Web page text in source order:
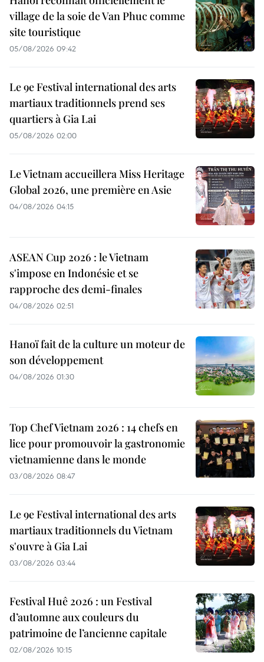
village de la soie de Van Phuc comme
site touristique
05/08/2026 09:42
Le 9e Festival international des arts
martiaux traditionnels prend ses
quartiers à Gia Lai
05/08/2026 02:00
Le Vietnam accueillera Miss Heritage
Global 2026, une première en Asie
04/08/2026 04:15
ASEAN Cup 2026 : le Vietnam
s'impose en Indonésie et se
rapproche des demi-finales
04/08/2026 02:51
Hanoï fait de la culture un moteur de
son développement
04/08/2026 01:30
Top Chef Vietnam 2026 : 14 chefs en
lice pour promouvoir la gastronomie
vietnamienne dans le monde
03/08/2026 08:47
Le 9e Festival international des arts
martiaux traditionnels du Vietnam
s'ouvre à Gia Lai
03/08/2026 03:44
Festival Huê 2026 : un Festival
d’automne aux couleurs du
patrimoine de l’ancienne capitale
02/08/2026 10:15